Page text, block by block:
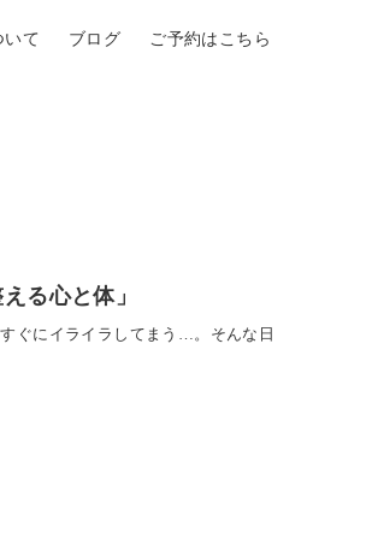
いて ブログ ご予約はこちら
る心と体」
ぐにイライラしてまう…。そんな日